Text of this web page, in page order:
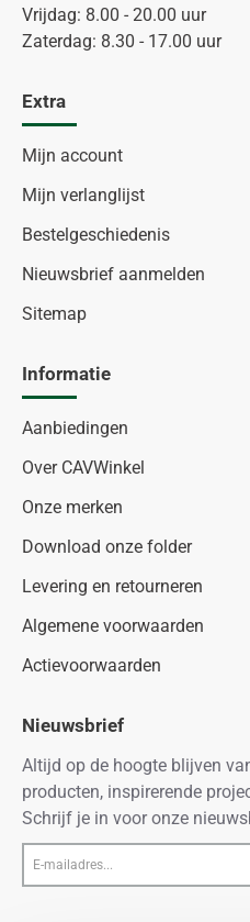
Vrijdag: 8.00 - 20.00 uur
Zaterdag: 8.30 - 17.00 uur
Extra
Mijn account
Mijn verlanglijst
Bestelgeschiedenis
Nieuwsbrief aanmelden
Sitemap
Informatie
Aanbiedingen
Over CAVWinkel
Onze merken
Download onze folder
Levering en retourneren
Algemene voorwaarden
Actievoorwaarden
Nieuwsbrief
Altijd op de hoogte blijven
producten, inspirerende
Schrijf je in voor onze
mailadres...